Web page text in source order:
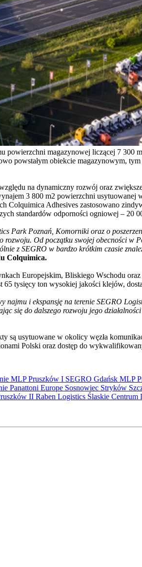
powierzchni magazynowej liczącej 7 300
powstałym obiekcie magazynowym,
na dynamiczny rozwój oraz
3 800 m2 powierzchni
Adhesives zastosowano
standardów odporności ogniowej – 20
Park Poznań, Komorniki oraz o
Od początku swojej obecności w
z SEGRO w bardzo krótkim czasie
Colquimica.
Europejskim, Bliskiego Wschodu
tysięcy ton wysokiej jakości klejów,
najmu i ekspansję na terenie SEGRO
się do dalszego rozwoju jego
są usytuowane w okolicy węzła
Polski oraz dostęp do
MLP Pruszków I SEGRO Gdańsk MLP
Panattoni Europe Sosnowiec Stryków
II Raben Logistics Ślaskie Centrum